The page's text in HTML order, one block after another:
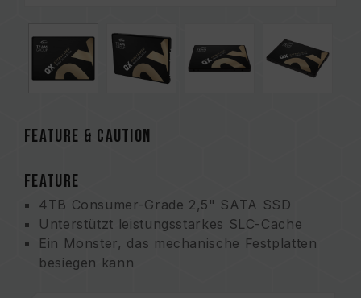
FEATURE & CAUTION
FEATURE
4TB Consumer-Grade 2,5" SATA SSD
Unterstützt leistungsstarkes SLC-Cache
Ein Monster, das mechanische Festplatten
besiegen kann